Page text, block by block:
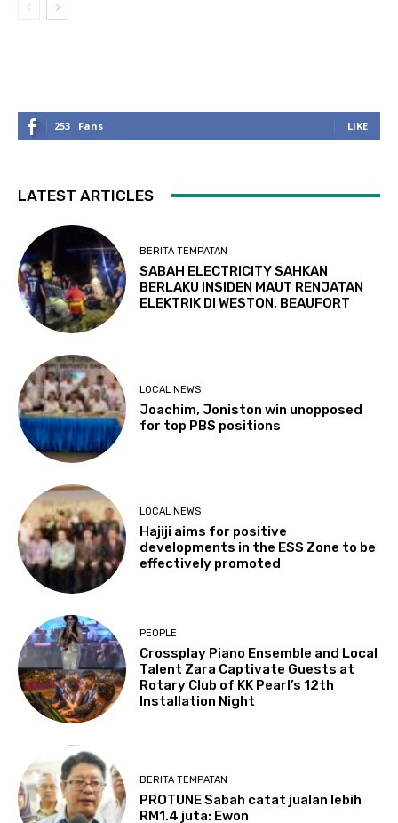
253 Fans LIKE
LATEST ARTICLES
BERITA TEMPATAN
SABAH ELECTRICITY SAHKAN
BERLAKU INSIDEN MAUT RENJATAN
ELEKTRIK DI WESTON, BEAUFORT
LOCAL NEWS
Joachim, Joniston win unopposed
for top PBS positions
LOCAL NEWS
Hajiji aims for positive
developments in the ESS Zone to be
effectively promoted
PEOPLE
Crossplay Piano Ensemble and Local
Talent Zara Captivate Guests at
Rotary Club of KK Pearl’s 12th
Installation Night
BERITA TEMPATAN
PROTUNE Sabah catat jualan lebih
RM1.4 juta: Ewon